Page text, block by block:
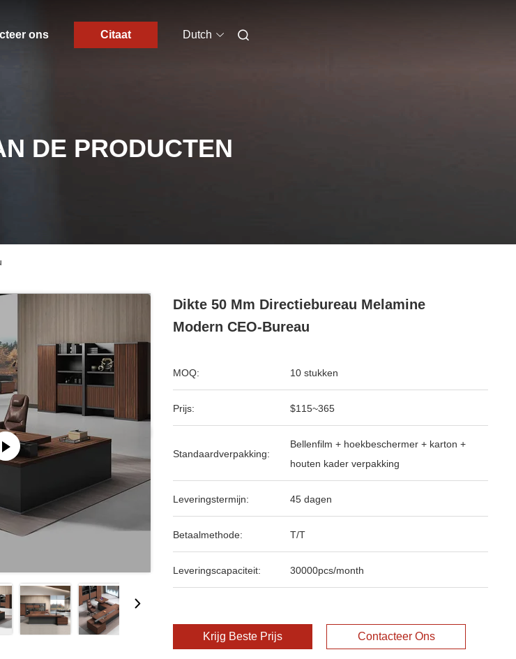
ons Citaat Dutch
DE PRODUCTEN
Dikte 50 Mm Directiebureau Melamine
Modern CEO-Bureau
MOQ: 10 stukken
Prijs: $115~365
Standaardverpakking:
Bellenfilm + hoekbeschermer + karton +
houten kader verpakking
Leveringstermijn: 45 dagen
Betaalmethode: T/T
Leveringscapaciteit: 30000pcs/month
Krijg Beste Prijs Contacteer Ons